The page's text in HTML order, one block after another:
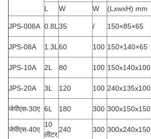
L W W (LxwxH) mm
JPS-008A 0.8L 35 / 150×85×65
JPS-08A
1.3L 60 100 150×140×65
JPS-10A
2L 80 100 150x140x100
JPS-20A
3L 120 100 240x135x100
जेपीएस-30ए 6L 180 300 300x150x150
जेपीएस-40ए
10
लीटर
240 300 300x240x150